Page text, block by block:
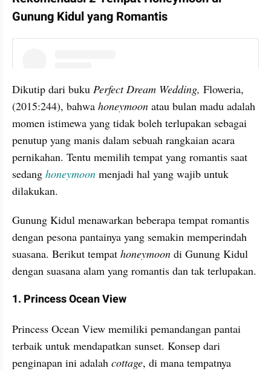
Gunung Kidul yang Romantis
Dikutip dari buku Perfect Dream Wedding, Floweria,
(2015:244), bahwa honeymoon atau bulan madu adalah
momen istimewa yang tidak boleh terlupakan sebagai
penutup yang manis dalam sebuah rangkaian acara
pernikahan. Tentu memilih tempat yang romantis saat
sedang honeymoon menjadi hal yang wajib untuk
dilakukan.
Gunung Kidul menawarkan beberapa tempat romantis
dengan pesona pantainya yang semakin memperindah
suasana. Berikut tempat honeymoon di Gunung Kidul
dengan suasana alam yang romantis dan tak terlupakan.
1. Princess Ocean View
Princess Ocean View memiliki pemandangan pantai
terbaik untuk mendapatkan sunset. Konsep dari
penginapan ini adalah cottage, di mana tempatnya